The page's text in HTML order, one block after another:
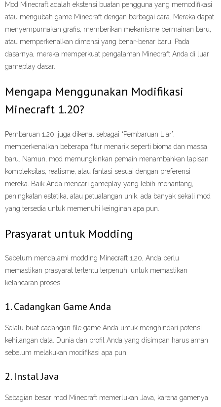
Mod Minecraft adalah ekstensi buatan pengguna yang memodifikasi
atau mengubah game Minecraft dengan berbagai cara. Mereka dapat
menyempurnakan grafis, memberikan mekanisme permainan baru,
atau memperkenalkan dimensi yang benar-benar baru. Pada
dasarnya, mereka memperkuat pengalaman Minecraft Anda di luar
gameplay dasar.
Mengapa Menggunakan Modifikasi
Minecraft 1.20?
Pembaruan 1.20, juga dikenal sebagai “Pembaruan Liar”,
memperkenalkan beberapa fitur menarik seperti bioma dan massa
baru. Namun, mod memungkinkan pemain menambahkan lapisan
kompleksitas, realisme, atau fantasi sesuai dengan preferensi
mereka. Baik Anda mencari gameplay yang lebih menantang,
peningkatan estetika, atau petualangan unik, ada banyak sekali mod
yang tersedia untuk memenuhi keinginan apa pun.
Prasyarat untuk Modding
Sebelum mendalami modding Minecraft 1.20, Anda perlu
memastikan prasyarat tertentu terpenuhi untuk memastikan
kelancaran proses.
1. Cadangkan Game Anda
Selalu buat cadangan file game Anda untuk menghindari potensi
kehilangan data. Dunia dan profil Anda yang disimpan harus aman
sebelum melakukan modifikasi apa pun.
2. Instal Java
Sebagian besar mod Minecraft memerlukan Java, karena gamenya